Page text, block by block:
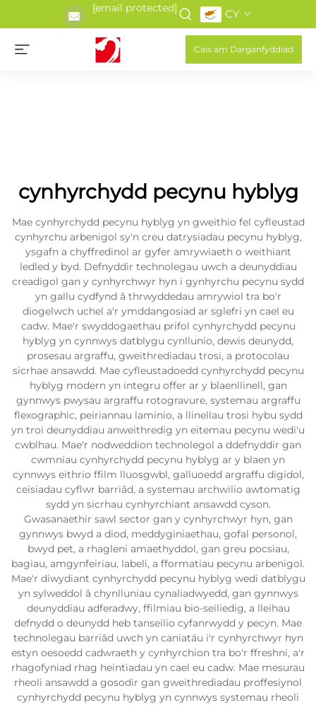
[email protected] CY
Cais am Darganfyddiad
cynhyrchydd pecynu hyblyg
Mae cynhyrchydd pecynu hyblyg yn gweithio fel cyfleustad
cynhyrchu arbenigol sy'n creu datrysiadau pecynu hyblyg,
ysgafn a chyffredinol ar gyfer amrywiaeth o weithiant
ledled y byd. Defnyddir technolegau uwch a deunyddiau
creadigol gan y cynhyrchwyr hyn i gynhyrchu pecynu sydd
yn gallu cydfynd â thrwyddedau amrywiol tra bo'r
diogelwch uchel a'r ymddangosiad ar sglefri yn cael eu
cadw. Mae'r swyddogaethau prifol cynhyrchydd pecynu
hyblyg yn cynnwys datblygu cynllunio, dewis deunydd,
prosesau argraffu, gweithrediadau trosi, a protocolau
sicrhae ansawdd. Mae cyfleustadoedd cynhyrchydd pecynu
hyblyg modern yn integru offer ar y blaenllinell, gan
gynnwys pwysau argraffu rotogravure, systemau argraffu
flexographic, peiriannau laminio, a llinellau trosi hybu sydd
yn troi deunyddiau anweithredig yn eitemau pecynu wedi'u
cwblhau. Mae'r nodweddion technolegol a ddefnyddir gan
cwmnïau cynhyrchydd pecynu hyblyg ar y blaen yn
cynnwys eithrio ffilm lluosgwbl, galluoedd argraffu digidol,
ceisiadau cyflwr barriâd, a systemau archwilio awtomatig
sydd yn sicrhau cynhyrchiant ansawdd cyson.
Gwasanaethir sawl sector gan y cynhyrchwyr hyn, gan
gynnwys bwyd a diod, meddyginiaethau, gofal personol,
bwyd pet, a rhagleni amaethyddol, gan greu pocsiau,
bagiau, amgynfeiriau, labeli, a fformatiau pecynu arbenigol.
Mae'r diwydiant cynhyrchydd pecynu hyblyg wedi datblygu
yn sylweddol â chynlluniau cynaliadwyedd, gan gynnwys
deunyddiau adferadwy, ffilmiau bio-seiliedig, a lleihau
defnydd o deunydd heb tanseilio cyfanrwydd y pecyn. Mae
technolegau barriâd uwch yn caniatáu i'r cynhyrchwyr hyn
estyn oesoedd cadwraeth y cynhyrchion tra bo'r ffreshni, a'r
rhagofyniad rhag heintiadau yn cael eu cadw. Mae mesurau
rheoli ansawdd a gosodir gan gweithrediadau proffesiynol
cynhyrchydd pecynu hyblyg yn cynnwys systemau rheoli